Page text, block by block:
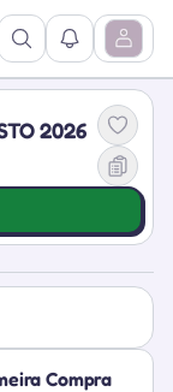
Ver Pesquisa
Ver Abrir
2026
Compra